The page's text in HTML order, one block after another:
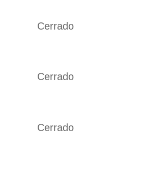
Cerrado
Cerrado
Cerrado